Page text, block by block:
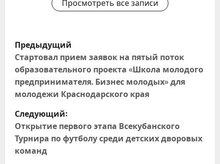
Просмотреть все записи
Н
а
в
и
г
а
Предыдущий
Стартовал прием заявок на пятый поток
образовательного проекта «Школа молодого
предпринимателя. Бизнес молодых» для
молодежи Краснодарского края
Следующий:
Открытие первого этапа Всекубанского
Турнира по футболу среди детских дворовых
команд